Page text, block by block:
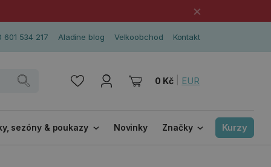
×
601 534 217 Aladine blog Velkoobchod Kontakt
0 Kč EUR
sezóny & poukazy Novinky Značky Kurzy